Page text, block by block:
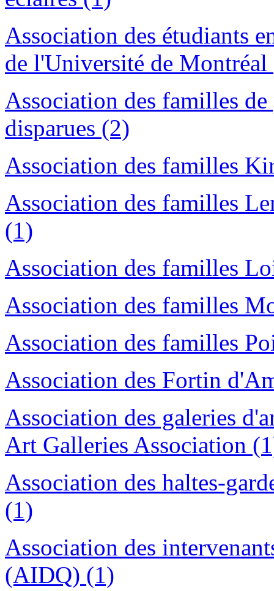
Association des étudiants
de l'Université de Montréal
Association des familles de
disparues (2)
Association des familles
Association des familles
(1)
Association des familles
Association des familles
Association des familles
Association des Fortin
Association des galeries
Art Galleries Association
Association des haltes-
(1)
Association des
(AIDQ) (1)